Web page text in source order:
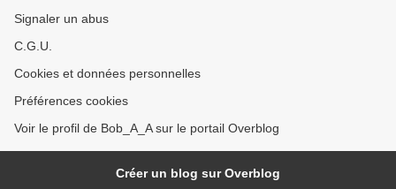
Signaler un abus
C.G.U.
Cookies et données personnelles
Préférences cookies
Voir le profil de Bob_A_A sur le portail Overblog
Créer un blog sur Overblog